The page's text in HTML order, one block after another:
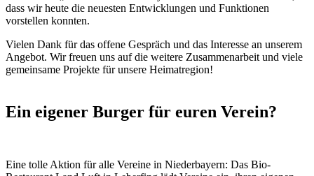
dass wir heute die neuesten Entwicklungen und Funktionen
vorstellen konnten.
Vielen Dank für das offene Gespräch und das Interesse an unserem
Angebot. Wir freuen uns auf die weitere Zusammenarbeit und viele
gemeinsame Projekte für unsere Heimatregion!
Ein eigener Burger für euren Verein?
Eine tolle Aktion für alle Vereine in Niederbayern: Das Bio-